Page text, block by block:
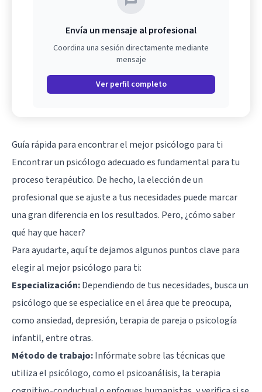
Envía un mensaje al profesional
Coordina una sesión directamente mediante
mensaje
Ver perfil completo
Guía rápida para encontrar el mejor psicólogo para ti
Encontrar un psicólogo adecuado es fundamental para tu
proceso terapéutico. De hecho, la elección de un
profesional que se ajuste a tus necesidades puede marcar
una gran diferencia en los resultados. Pero, ¿cómo saber
qué hay que hacer?
Para ayudarte, aquí te dejamos algunos puntos clave para
elegir al mejor psicólogo para ti:
Especialización:Dependiendo de tus necesidades, busca un
psicólogo que se especialice en el área que te preocupa,
como ansiedad, depresión, terapia de pareja o psicología
infantil, entre otras.
Método de trabajo:Infórmate sobre las técnicas que
utiliza el psicólogo, como el psicoanálisis, la terapia